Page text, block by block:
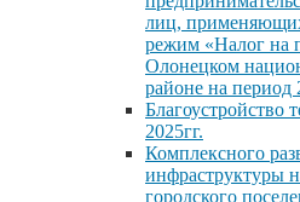
лиц,
режим «Налог на
Олонецком
районе на период
Благоустройство
2025гг.
Комплексного
инфраструктуры
городского